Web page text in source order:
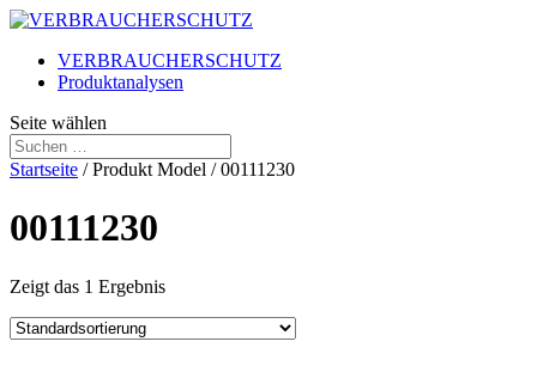
VERBRAUCHERSCHUTZ
Produktanalysen
Seite wählen
Startseite / Produkt Model / 00111230
00111230
Zeigt das 1 Ergebnis